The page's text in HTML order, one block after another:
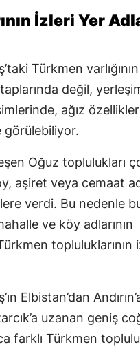
İzleri Yer
Türkmen
değil,
ağız
görülebiliyor.
Oğuz toplulukları
aşiret veya cemaat
verdi. Bu nedenle
ve köy adlarının
topluluklarının
Elbistan’dan
uzanan geniş
farklı Türkmen